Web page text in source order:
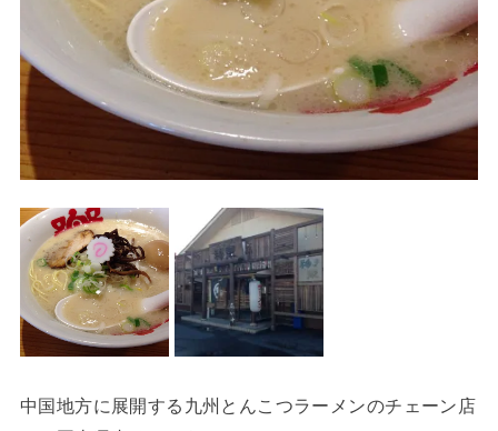
中国地方に展開する九州とんこつラーメンのチェーン店